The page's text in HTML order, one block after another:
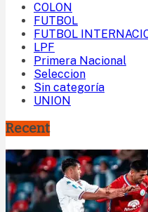
COLON
FUTBOL
FUTBOL
LPF
Primera Nacional
Seleccion
Sin categoría
UNION
Recent